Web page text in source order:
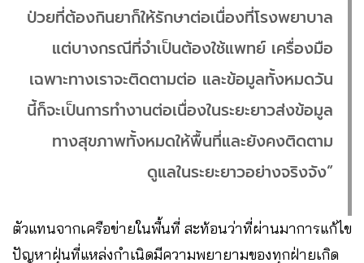
ป่วยที่ต้องกินยาก็ให้รักษาต่อเนื่องที่โรงพยาบาล
แต่บางกรณีที่จำเป็นต้องใช้แพทย์ เครื่องมือ
เฉพาะทางเราจะติดตามต่อ และข้อมูลทั้งหมดวัน
นี้ก็จะเป็นการทำงานต่อเนื่องในระยะยาวส่งข้อมูล
ทางสุขภาพทั้งหมดให้พื้นที่และยังคงติดตาม
ดูแลในระยะยาวอย่างจริงจัง”
ตัวแทนจากเครือข่ายในพื้นที่ สะท้อนว่าที่ผ่านมาการแก้ไข
ปัญหาฝุ่นที่แหล่งกำเนิดมีความพยายามของทุกฝ่ายเกิด